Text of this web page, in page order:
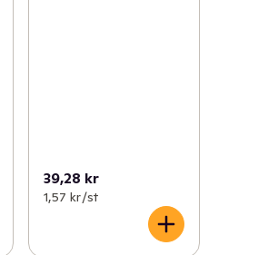
39,28 kr
1,57 kr /st